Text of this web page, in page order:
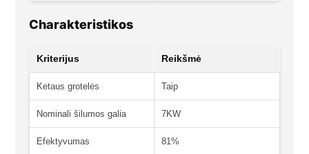
Charakteristikos
Kriterijus Reikšmė
Ketaus grotelės Taip
Nominali šilumos galia 7KW
Efektyvumas 81%